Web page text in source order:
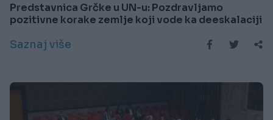
Predstavnica Grčke u UN-u: Pozdravljamo
pozitivne korake zemlje koji vode ka deeskalaciji
Saznaj više